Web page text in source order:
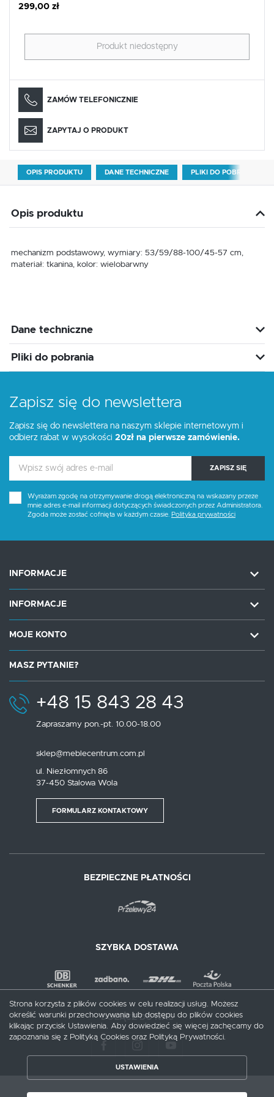
299,00 zł
Produkt niedostępny
ZAMÓW TELEFONICZNIE
ZAPYTAJ O PRODUKT
OPIS PRODUKTU DANE TECHNICZNE PLIKI DO POBRANIA
Opis produktu
mechanizm podstawowy, wymiary: 53/59/88-100/45-57 cm,
materiał: tkanina, kolor: wielobarwny
Dane techniczne
Pliki do pobrania
Zapisz się do newslettera
Zapisz się do newslettera na naszym sklepie internetowym i
odbierz rabat w wysokości 20zł na pierwsze zamówienie.
ZAPISZ SIĘ
Wyrażam zgodę na otrzymywanie drogą elektroniczną na wskazany przeze
mnie adres e-mail informacji dotyczących świadczonych przez Administratora.
Zgoda może zostać cofnięta w każdym czasie. Polityka prywatności
INFORMACJE
INFORMACJE
MOJE KONTO
MASZ PYTANIE?
+48 15 843 28 43
Zapraszamy pon.-pt. 10.00-18.00
sklep@meblecentrum.com.pl
ul. Niezłomnych 86
37-450 Stalowa Wola
FORMULARZ KONTAKTOWY
BEZPIECZNE PŁATNOŚCI
SZYBKA DOSTAWA
DOŁĄCZ DO NAS
Strona korzysta z plików cookies w celu realizacji usług. Możesz
określić warunki przechowywania lub dostępu do plików cookies
klikając przycisk Ustawienia. Aby dowiedzieć się więcej zachęcamy do
zapoznania się z Polityką Cookies oraz Polityką Prywatności.
USTAWIENIA
ZAPISZ WYBRANE